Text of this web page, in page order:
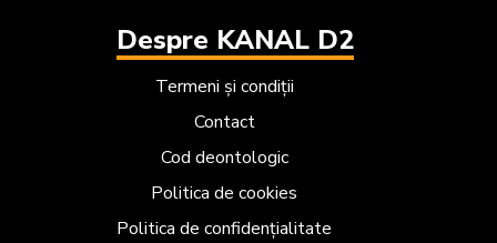
Despre KANAL D2
Termeni și condiții
Contact
Cod deontologic
Politica de cookies
Politica de confidențialitate